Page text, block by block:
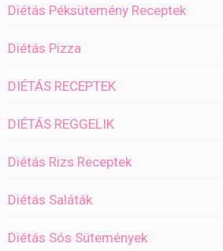
Diétás Péksütemény Receptek
Diétás Pizza
DIÉTÁS RECEPTEK
DIÉTÁS REGGELIK
Diétás Rizs Receptek
Diétás Saláták
Diétás Sós Sütemények